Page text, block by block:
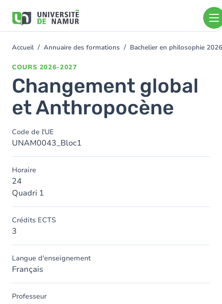
contenu
You
Accueil Annuaire des formations Bachelier en philosophie
COURS 2026-2027
Changement global
et Anthropocène
Code de l'UE
UNAM0043_Bloc1
Horaire
24
Quadri 1
Crédits ECTS
3
Langue d'enseignement
Français
Professeur